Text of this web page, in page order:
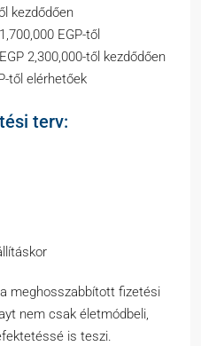
kezdődően
EGP-től
2,300,000-től kezdődően
től elérhetőek
terv:
meghosszabbított fizetési
nem csak életmódbeli,
is teszi.